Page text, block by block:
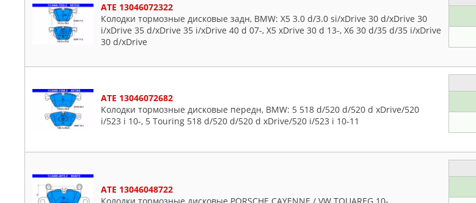
ATE 13046072322
Колодки тормозные дисковые задн, BMW: X5 3.0 d/3.0 si/xDrive 30 d/xDrive 30
i/xDrive 35 d/xDrive 35 i/xDrive 40 d 07-, X5 xDrive 30 d 13-, X6 30 d/35 d/35 i/xDrive
30 d/xDrive
ATE 13046072682
Колодки тормозные дисковые передн, BMW: 5 518 d/520 d/520 d xDrive/520
i/523 i 10-, 5 Touring 518 d/520 d/520 d xDrive/520 i/523 i 10-11
ATE 13046048722
Колодки тормозные дисковые PORSCHE CAYENNE / VW TOUAREG 10-